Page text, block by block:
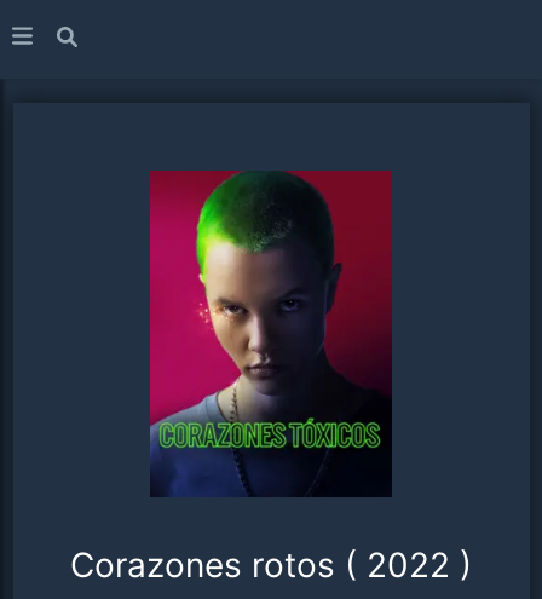
Corazones rotos ( 2022 )